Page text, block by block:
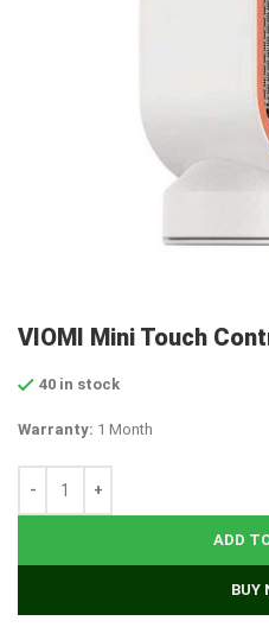
VIOMI Mini Touch
40 in stock
Warranty: 1 Month
ADD
BUY